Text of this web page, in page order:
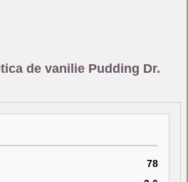
de vanilie Pudding Dr.
78